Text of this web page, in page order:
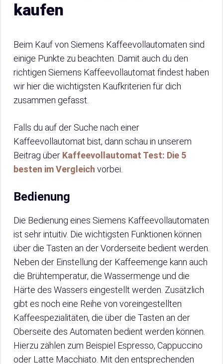
kaufen
Beim Kauf von Siemens Kaffeevollautomaten sind
einige Punkte zu beachten. Damit auch du den
richtigen Siemens Kaffeevollautomat findest haben
wir hier die wichtigsten Kaufkriterien für dich
zusammen gefasst.
Falls du auf der Suche nach einer
Kaffeevollautomat bist, dann schau in unserem
Beitrag über Kaffeevollautomat Test: Die 5
besten im Vergleich vorbei.
Bedienung
Die Bedienung eines Siemens Kaffeevollautomaten
ist sehr intuitiv. Die wichtigsten Funktionen können
über die Tasten an der Vorderseite bedient werden.
Neben der Einstellung der Kaffeemenge kann auch
die Brühtemperatur, die Wassermenge und die
Härte des Wassers eingestellt werden. Zusätzlich
gibt es noch eine Reihe von voreingestellten
Kaffeespezialitäten, die über die Tasten an der
Oberseite des Automaten bedient werden können.
Hierzu zählen zum Beispiel Espresso, Cappuccino
oder Latte Macchiato. Mit den entsprechenden